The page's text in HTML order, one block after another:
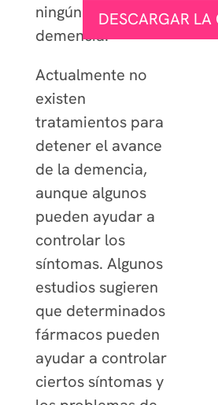
ningún signo de
demencia.
Actualmente no
existen
tratamientos para
detener el avance
de la demencia,
aunque algunos
pueden ayudar a
controlar los
síntomas. Algunos
estudios sugieren
que determinados
fármacos pueden
ayudar a controlar
ciertos síntomas y